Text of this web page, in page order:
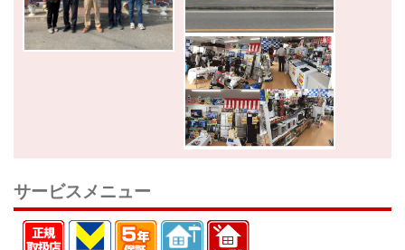
サービスメニュー